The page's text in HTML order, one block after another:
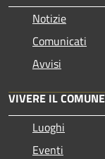
Notizie
Comunicati
Avvisi
VIVERE IL COMUNE
Luoghi
Eventi